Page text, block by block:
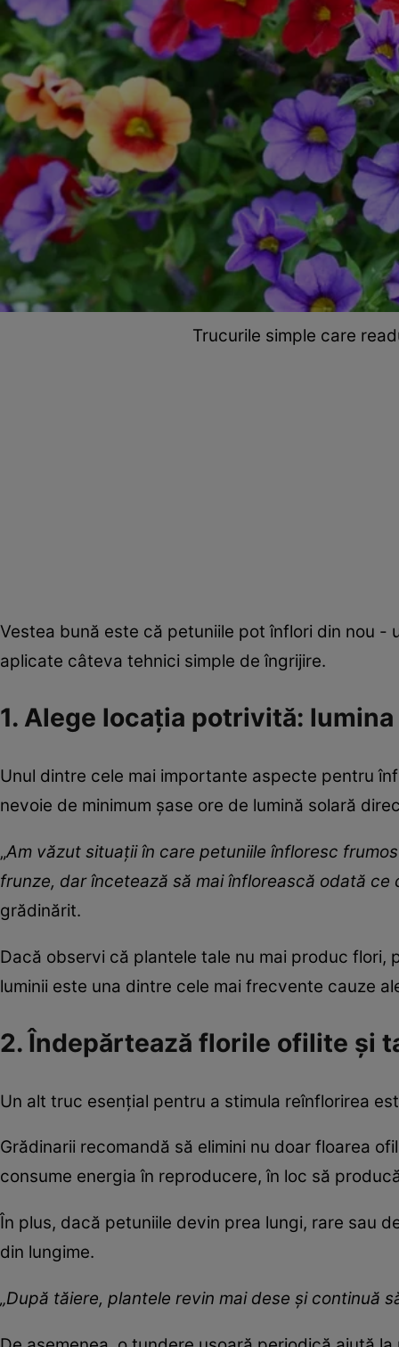
Trucurile simple care
Vestea bună este că petuniile pot înflori din nou
aplicate câteva tehnici simple de îngrijire.
1. Alege locația potrivită:
Unul dintre cele mai importante aspecte pentru
nevoie de minimum șase ore de lumină solară
„Am văzut situații în care petuniile înfloresc
frunze, dar încetează să mai înflorească odată
grădinărit.
Dacă observi că plantele tale nu mai produc flori,
luminii este una dintre cele mai frecvente cauze
2. Îndepărtează florile ofilite și
Un alt truc esențial pentru a stimula reînflorirea
Grădinarii recomandă să elimini nu doar floarea
consume energia în reproducere, în loc să
În plus, dacă petuniile devin prea lungi, rare sau
din lungime.
„După tăiere, plantele revin mai dese și continuă